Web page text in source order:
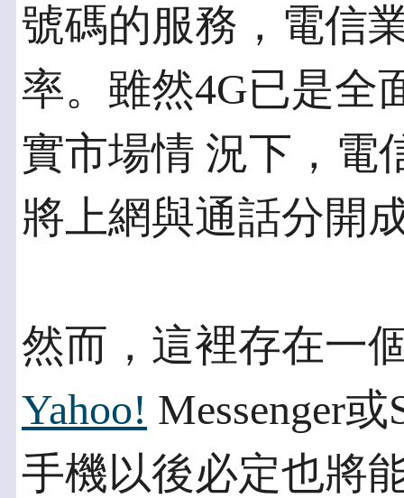
號碼的服務，電信
率。雖然4G已是全
實市場情 況下，電
將上網與通話分開
然而，這裡存在一
Yahoo! Messenger
手機以後必定也將